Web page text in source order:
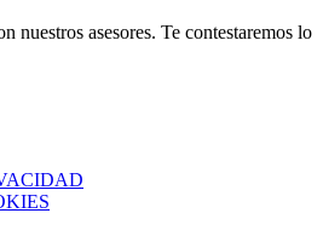
nuestros asesores. Te contestaremos lo